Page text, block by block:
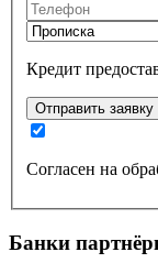
Кредит
Отправить заявку
Согласен на
Банки